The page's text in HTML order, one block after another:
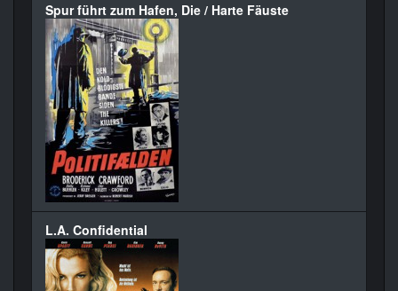
Spur führt zum Hafen, Die / Harte Fäuste
L.A. Confidential